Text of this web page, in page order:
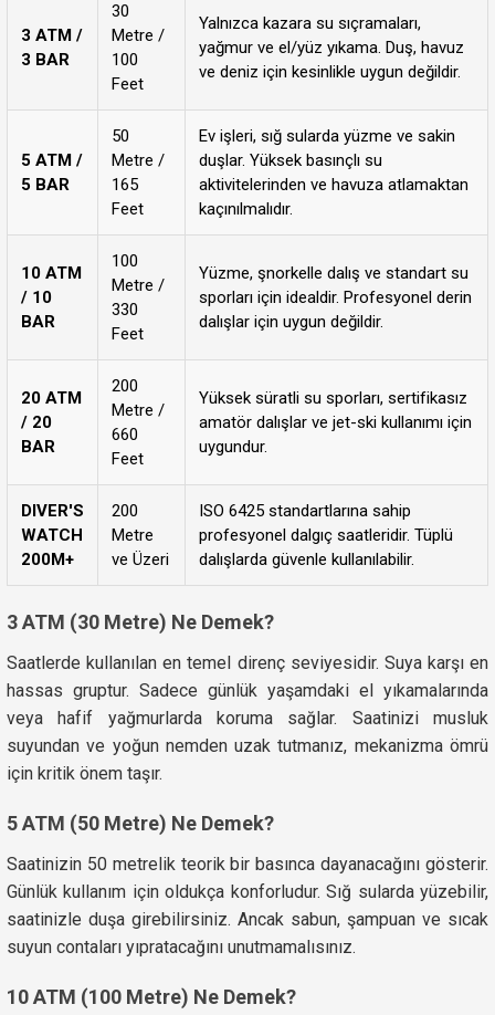
3 ATM /
3 BAR
30
Metre /
100
Feet
Yalnızca kazara su sıçramaları,
yağmur ve el/yüz yıkama. Duş, havuz
ve deniz için kesinlikle uygun değildir.
5 ATM /
5 BAR
50
Metre /
165
Feet
Ev işleri, sığ sularda yüzme ve sakin
duşlar. Yüksek basınçlı su
aktivitelerinden ve havuza atlamaktan
kaçınılmalıdır.
10 ATM
/ 10
BAR
100
Metre /
330
Feet
Yüzme, şnorkelle dalış ve standart su
sporları için idealdir. Profesyonel derin
dalışlar için uygun değildir.
20 ATM
/ 20
BAR
200
Metre /
660
Feet
Yüksek süratli su sporları, sertifikasız
amatör dalışlar ve jet-ski kullanımı için
uygundur.
DIVER'S
WATCH
200M+
200
Metre
ve Üzeri
ISO 6425 standartlarına sahip
profesyonel dalgıç saatleridir. Tüplü
dalışlarda güvenle kullanılabilir.
3 ATM (30 Metre) Ne Demek?
Saatlerde kullanılan en temel direnç seviyesidir. Suya karşı en
hassas gruptur. Sadece günlük yaşamdaki el yıkamalarında
veya hafif yağmurlarda koruma sağlar. Saatinizi musluk
suyundan ve yoğun nemden uzak tutmanız, mekanizma ömrü
için kritik önem taşır.
5 ATM (50 Metre) Ne Demek?
Saatinizin 50 metrelik teorik bir basınca dayanacağını gösterir.
Günlük kullanım için oldukça konforludur. Sığ sularda yüzebilir,
saatinizle duşa girebilirsiniz. Ancak sabun, şampuan ve sıcak
suyun contaları yıpratacağını unutmamalısınız.
10 ATM (100 Metre) Ne Demek?